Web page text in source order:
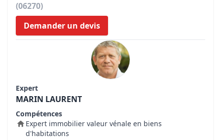
(06270)
Demander un devis
Expert
MARIN LAURENT
Compétences
Expert immobilier valeur vénale en biens
d'habitations